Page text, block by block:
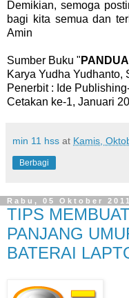
Demikian, semoga
bagi kita semua dan
Amin
Sumber Buku "
Karya Yudha Yudhanto,
Penerbit : Ide
Cetakan ke-1, Januari
min 11 hss at Kamis,
Berbagi
Rabu, 05 Oktober 2011
TIPS
PANJANG
BATERAI